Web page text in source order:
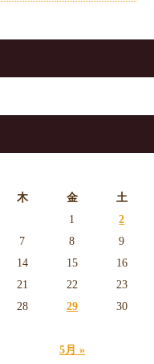
木 金 土
5月 »
1
2
7 8
9
14 15
16
21 22
23
28 29
30